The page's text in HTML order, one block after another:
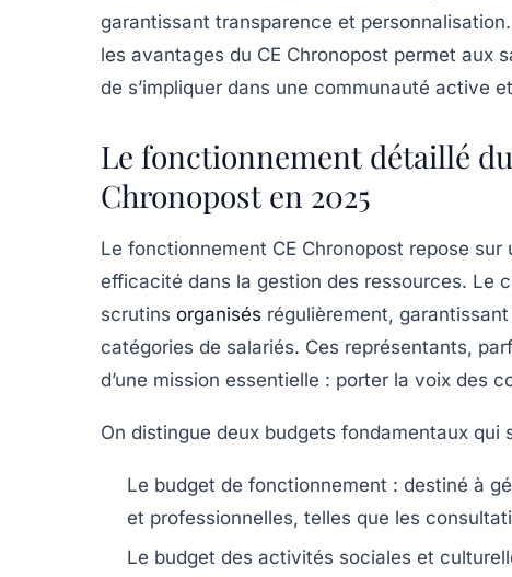
garantissant transparence et
les avantages du CE Chronopost permet aux
de s’impliquer dans une communauté active
Le fonctionnement détaillé
Chronopost en 2025
Le fonctionnement CE Chronopost repose
efficacité dans la gestion des ressources. Le
scrutins organisés régulièrement,
catégories de salariés. Ces représentants,
d’une mission essentielle : porter la voix des
On distingue deux budgets fondamentaux qui
Le budget de fonctionnement : destiné à
et professionnelles, telles que les
Le budget des activités sociales et